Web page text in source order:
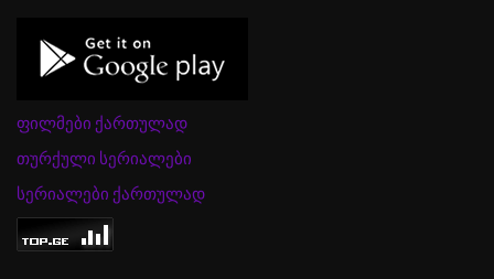
ფილმები ქართულად
თურქული სერიალები
სერიალები ქართულად